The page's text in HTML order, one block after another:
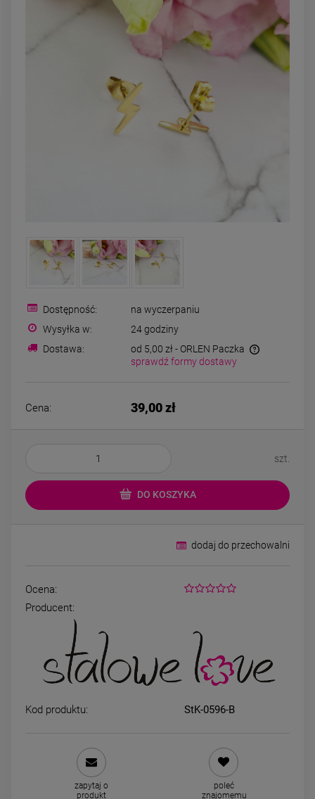
dostępności
Bransoletka srebrna STAL
CHIRURGICZNA
modułowa ażurowa
cyrkonie
69,00 zł
modułowa
koniczyny
79,00 zł
kulki złote jasne złoto 60 cm
powiadom o dostępności
bigiel grubszy dół 1,6 cm
powiadom o dostępności
Dostępność:
na wyczerpaniu
Wysyłka w:
24 godziny
Dostawa:
od 5,00 zł - ORLEN Paczka
sprawdź formy dostawy
Cena: 39,00 zł
szt.
DO KOSZYKA
dodaj do przechowalni
Ocena:
Producent:
Kod produktu: StK-0596-B
zapytaj o
produkt
poleć
znajomemu